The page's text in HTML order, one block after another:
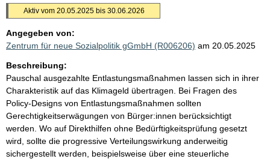
Aktiv vom 20.05.2025 bis 30.06.2026
Angegeben von:
Zentrum für neue Sozialpolitik gGmbH (R006206) am 20.05.2025
Beschreibung:
Pauschal ausgezahlte Entlastungsmaßnahmen lassen sich in ihrer
Charakteristik auf das Klimageld übertragen. Bei Fragen des
Policy-Designs von Entlastungsmaßnahmen sollten
Gerechtigkeitserwägungen von Bürger:innen berücksichtigt
werden. Wo auf Direkthilfen ohne Bedürftigkeitsprüfung gesetzt
wird, sollte die progressive Verteilungswirkung anderweitig
sichergestellt werden, beispielsweise über eine steuerliche